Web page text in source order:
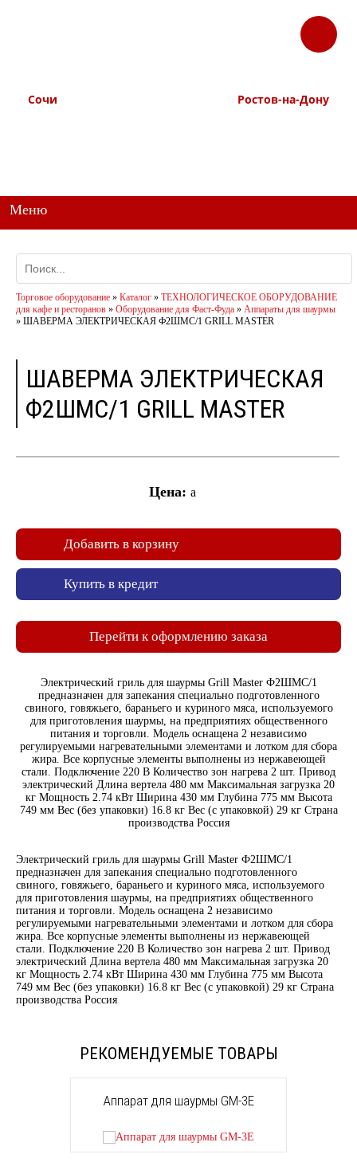
Сочи
ЗАКАЗАТЬ
ЗВОНОК
Ростов-на-Дону
Меню
Торговое оборудование » Каталог » ТЕХНОЛОГИЧЕСКОЕ ОБОРУДОВАНИЕ
для кафе и ресторанов » Оборудование для Фаст-Фуда » Аппараты для шаурмы
» ШАВЕРМА ЭЛЕКТРИЧЕСКАЯ Ф2ШМС/1 GRILL MASTER
ШАВЕРМА ЭЛЕКТРИЧЕСКАЯ
Ф2ШМС/1 GRILL MASTER
Цена: a
Добавить в корзину
Купить в кредит
Перейти к оформлению заказа
Электрический гриль для шаурмы Grill Master Ф2ШМС/1
предназначен для запекания специально подготовленного
свиного, говяжьего, бараньего и куриного мяса, используемого
для приготовления шаурмы, на предприятиях общественного
питания и торговли. Модель оснащена 2 независимо
регулируемыми нагревательными элементами и лотком для сбора
жира. Все корпусные элементы выполнены из нержавеющей
стали. Подключение 220 В Количество зон нагрева 2 шт. Привод
электрический Длина вертела 480 мм Максимальная загрузка 20
кг Мощность 2.74 кВт Ширина 430 мм Глубина 775 мм Высота
749 мм Вес (без упаковки) 16.8 кг Вес (с упаковкой) 29 кг Страна
производства Россия
Электрический гриль для шаурмы Grill Master Ф2ШМС/1
предназначен для запекания специально подготовленного
свиного, говяжьего, бараньего и куриного мяса, используемого
для приготовления шаурмы, на предприятиях общественного
питания и торговли. Модель оснащена 2 независимо
регулируемыми нагревательными элементами и лотком для сбора
жира. Все корпусные элементы выполнены из нержавеющей
стали. Подключение 220 В Количество зон нагрева 2 шт. Привод
электрический Длина вертела 480 мм Максимальная загрузка 20
кг Мощность 2.74 кВт Ширина 430 мм Глубина 775 мм Высота
749 мм Вес (без упаковки) 16.8 кг Вес (с упаковкой) 29 кг Страна
производства Россия
РЕКОМЕНДУЕМЫЕ ТОВАРЫ
Аппарат для шаурмы GM-3E